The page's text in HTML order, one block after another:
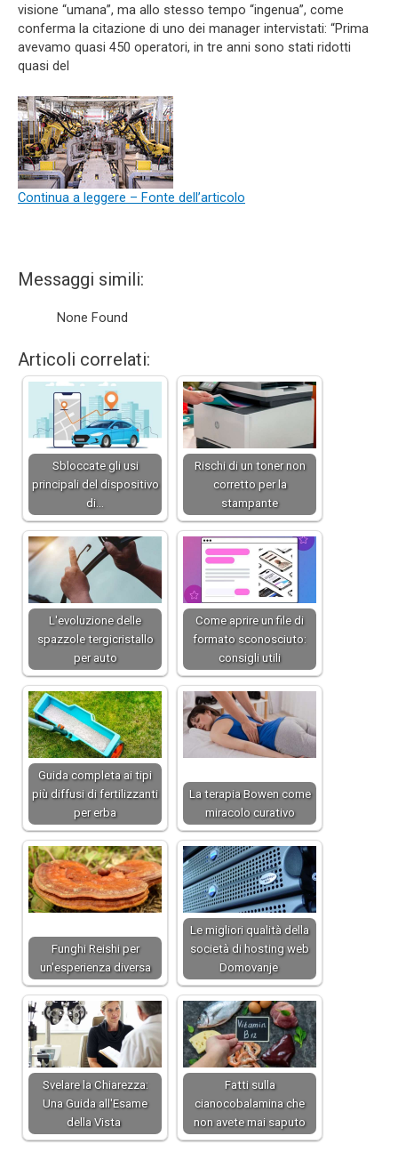
visione “umana”, ma allo stesso tempo “ingenua”, come
conferma la citazione di uno dei manager intervistati: “Prima
avevamo quasi 450 operatori, in tre anni sono stati ridotti
quasi del
Continua a leggere – Fonte dell’articolo
Messaggi simili:
None Found
Articoli correlati:
Sbloccate gli usi
principali del dispositivo
di…
Rischi di un toner non
corretto per la
stampante
L'evoluzione delle
spazzole tergicristallo
per auto
Come aprire un file di
formato sconosciuto:
consigli utili
Guida completa ai tipi
più diffusi di fertilizzanti
per erba
La terapia Bowen come
miracolo curativo
Funghi Reishi per
un'esperienza diversa
Le migliori qualità della
società di hosting web
Domovanje
Svelare la Chiarezza:
Una Guida all'Esame
della Vista
Fatti sulla
cianocobalamina che
non avete mai saputo